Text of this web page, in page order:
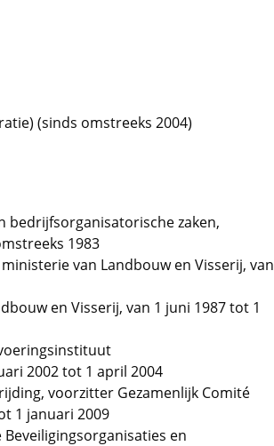
(sinds omstreeks 2004)
zaken,
1983
van Landbouw en Visserij, van
en Visserij, van 1 juni 1987 tot 1
2002 tot 1 april 2004
voorzitter Gezamenlijk Comité
1 januari 2009
en